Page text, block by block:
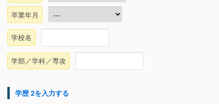
卒業年月
学校名
学部／学科／専攻
学歴 2を入力する